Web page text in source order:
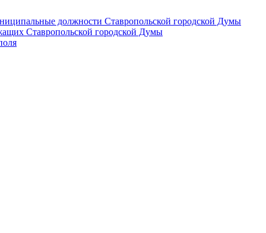
должности Ставропольской городской Думы
Ставропольской городской Думы